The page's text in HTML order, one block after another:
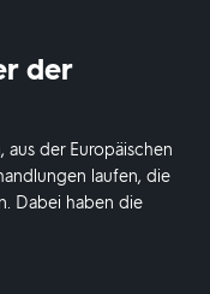
der
aus der Europäischen
laufen, die
Dabei haben die